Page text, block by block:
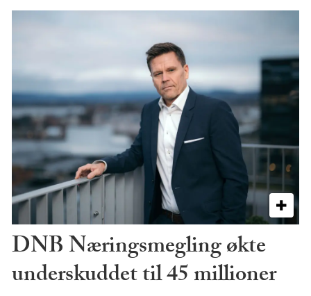
DNB Næringsmegling økte
underskuddet til 45 millioner